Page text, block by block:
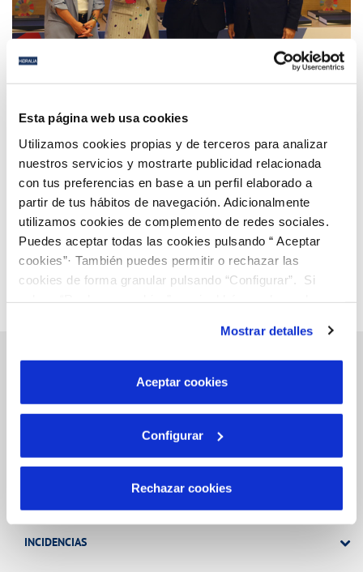
Esta página web usa cookies
Utilizamos cookies propias y de terceros para analizar
nuestros servicios y mostrarte publicidad relacionada
con tus preferencias en base a un perfil elaborado a
partir de tus hábitos de navegación. Adicionalmente
utilizamos cookies de complemento de redes sociales.
Puedes aceptar todas las cookies pulsando “ Aceptar
cookies”· También puedes permitir o rechazar las
cookies de forma granular pulsando “Configurar”. Si
son indispensables para que el sitio web funcione y que
por tanto no se pueden desactivar. Puedes consultar
más información en nuestraPolítica de Cookies
Mostrar detalles
Aceptar cookies
Configurar
Rechazar cookies
Reconocen el compromiso con los ODS del Pacto
Página 28 de 112
Anterior Siguiente
Gestiones Online
FACTURAS, PAGOS Y CONSUMOS
MODIFICACIÓN DE DATOS
INCIDENCIAS